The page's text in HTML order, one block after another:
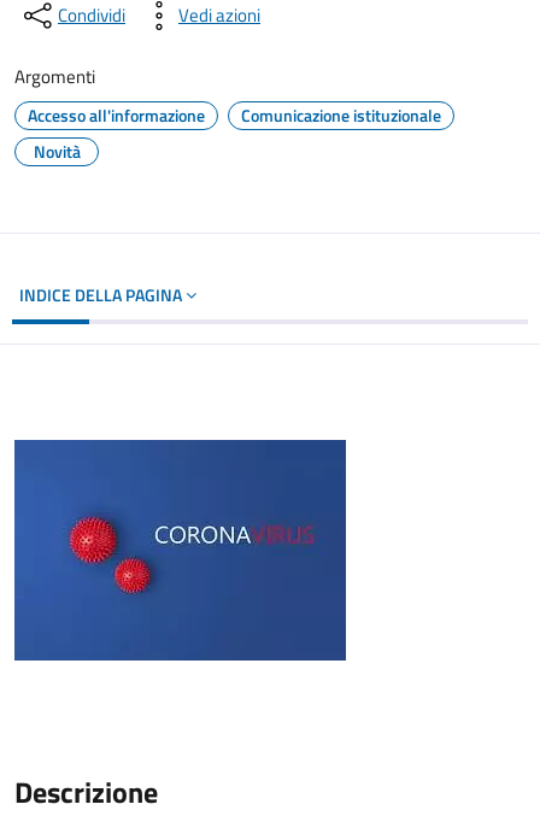
Condividi Vedi azioni
Argomenti
Accesso all'informazione
Comunicazione istituzionale
Novità
INDICE DELLA PAGINA
Descrizione